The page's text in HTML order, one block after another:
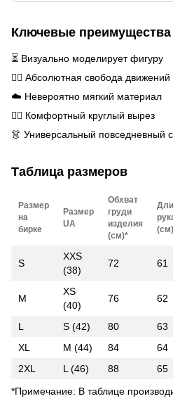
Ключевые преимущества
⏳ Визуально моделирует фигуру
🤸‍♀️ Абсолютная свобода движений
☁️ Невероятно мягкий материал
🧘‍♀️ Комфортный круглый вырез
👗 Универсальный повседневный
Таблица размеров
Размер
на
бирке
Размер
UA
Обхват
груди
изделия
(см)*
(см)
S
XXS
(38)
72 61
M
XS
(40)
76 62
L S (42) 80 63
XL
M (44) 84 64
2XL
L (46) 88 65
*Примечание: В таблице